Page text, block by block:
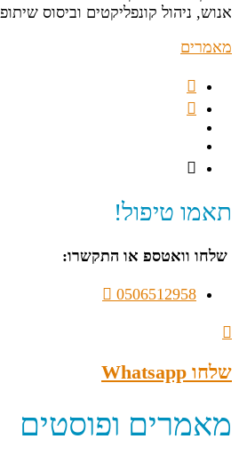
אנוש, ניהול קונפליקטים וביסוס
מאמרים
תאמו טיפול!
שלחו וואטספ או התקשרו:
0506512958
שלחו Whatsapp
מאמרים ופוסטים